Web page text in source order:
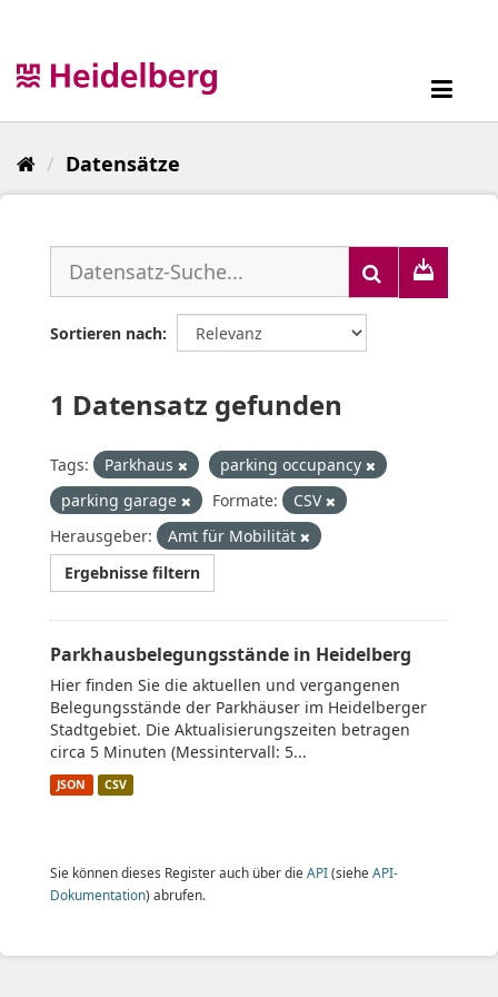
Datensätze
Sortieren nach
1 Datensatz gefunden
Tags: Parkhaus
parking occupancy
parking garage
Formate:
CSV
Herausgeber:
Amt für Mobilität
Ergebnisse filtern
Parkhausbelegungsstände in Heidelberg
Hier finden Sie die aktuellen und vergangenen
Belegungsstände der Parkhäuser im Heidelberger
Stadtgebiet. Die Aktualisierungszeiten betragen
circa 5 Minuten (Messintervall: 5...
JSON CSV
Sie können dieses Register auch über die API(siehe API-
Dokumentation) abrufen.